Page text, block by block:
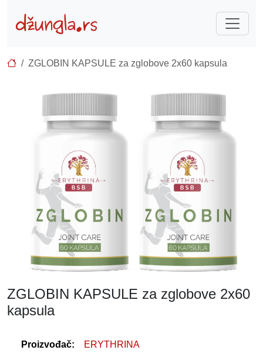
ZGLOBIN KAPSULE za zglobove 2x60 kapsula
ZGLOBIN KAPSULE za zglobove 2x60
kapsula
Proizvođač: ERYTHRINA